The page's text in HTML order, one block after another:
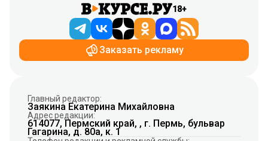
18+
Заказать рекламу
Главный редактор:
Заякина Екатерина Михайловна
Адрес редакции:
614077, Пермский край, , г. Пермь, бульвар
Гагарина, д. 80а, к. 1